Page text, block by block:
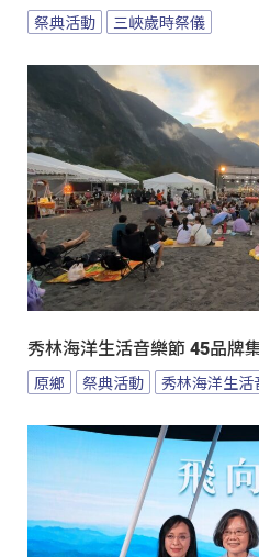
祭典活動 三峽歲時祭儀
秀林海洋生活音樂節 45品牌
原鄉 祭典活動 秀林海洋生活